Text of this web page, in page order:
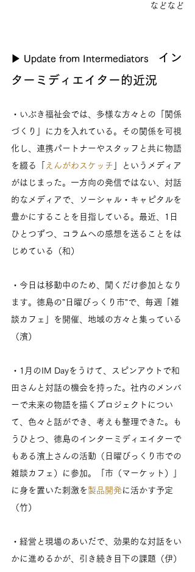
などなど
▶ Update from Intermediators
イン
ターミディエイター的近況
・いぶき福祉会では、多様な方々との「関係
づくり」に力を入れている。その関係を可視
化し、連携パートナーやスタッフと共に物語
を綴る「
えんがわスケッチ 」というメディア
がはじまった。一方向の発信ではない、対話
的なメディアで、ソーシャル・キャピタルを
豊かにすることを目指している。最近、1日
ひとつずつ、コラムへの感想を送ることをは
じめている（和）
・今日は移動中のため、聞くだけ参加となり
ます。徳島の"日曜びっくり市"で、毎週「雑
談カフェ」を開催、地域の方々と集っている
（濱）
・1月のIM Dayをうけて、スピンアウトで和
田さんと対話の機会を持った。社内のメンバ
ーで未来の物語を描くプロジェクトについ
て、色々と話ができ、考えも整理できた。も
うひとつ、徳島のインターミディエイターで
もある濱上さんの活動（日曜びっくり市での
雑談カフェ）に参加。「市（マーケット）」
に身を置いた刺激を製品開発に活かす予定
（竹）
・経営と現場のあいだで、効果的な対話をい
かに進めるかが、引き続き目下の課題（伊）